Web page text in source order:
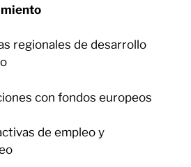
regionales de desarrollo
con fondos europeos
de empleo y